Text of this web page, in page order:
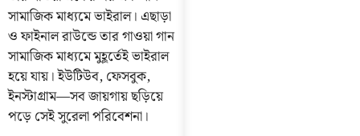
সামাজিক মাধ্যমে ভাইরাল। এছাড়া
ও ফাইনাল রাউন্ডে তার গাওয়া গান
সামাজিক মাধ্যমে মুহূর্তেই ভাইরাল
হয়ে যায়। ইউটিউব, ফেসবুক,
ইনস্টাগ্রাম—সব জায়গায় ছড়িয়ে
পড়ে সেই সুরেলা পরিবেশনা।